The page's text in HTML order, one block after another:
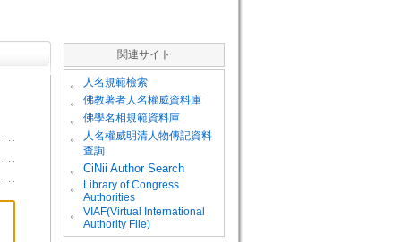
関連サイト
。 人名規範檢索
。 佛教著者人名權威資料庫
。 佛學名相規範資料庫
。
人名權威明清人物傳記資料
查詢
。
CiNii Author Search
。
Library of Congress
Authorities
。
VIAF(Virtual International
Authority File)